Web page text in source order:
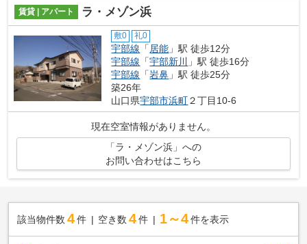
賃貸 | アパート ラ・メゾン浜
敷0 礼0
宇部線 「 居能 」駅 徒歩12分
宇部線 「宇部新川
」駅 徒歩16分
宇部線 「岩鼻 」駅 徒歩25分
築26年
山口県宇部市浜町２丁目10-6
現在空室情報がありません。
「ラ・メゾン浜」への
お問い合わせはこちら
該当物件数 4件 空き数 4 件 1～4 件を表示